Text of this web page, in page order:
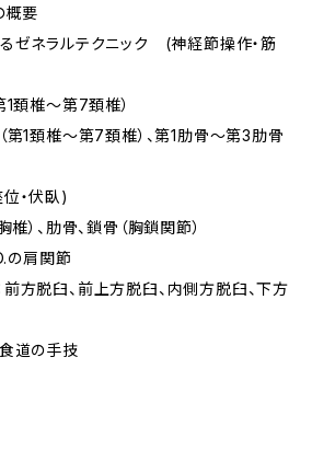
概要
るゼネラルテクニック (神経節操作・筋
1頚椎～第7頚椎）
第1頚椎～第7頚椎）、第1肋骨～第3肋骨
・伏臥)
）、肋骨、鎖骨（胸鎖関節）
の肩関節
方脱臼、前上方脱臼、内側方脱臼、下方
食道の手技